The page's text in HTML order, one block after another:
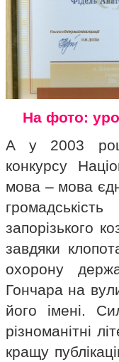
На фото:
А у 2003
конкурсу
мова – мова
запорізького
завдяки
охорону
Гончара на
його імені.
різноманітні
кращу